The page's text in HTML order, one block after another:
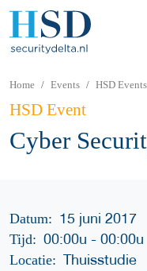
Home Events HSD Events
HSD Event
Cyber
Datum: 15 juni 2017
Tijd: 00:00u- 00:00u
Locatie: Thuisstudie